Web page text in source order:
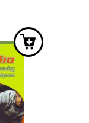
είναι:
15,00 €.